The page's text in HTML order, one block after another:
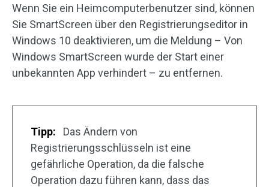
Wenn Sie ein Heimcomputerbenutzer sind, können
Sie SmartScreen über den Registrierungseditor in
Windows 10 deaktivieren, um die Meldung – Von
Windows SmartScreen wurde der Start einer
unbekannten App verhindert – zu entfernen.
Tipp:
Das Ändern von
Registrierungsschlüsseln ist eine
gefährliche Operation, da die falsche
Operation dazu führen kann, dass das